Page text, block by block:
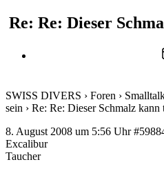
Re: Re: Dieser
SWISS DIVERS › Foren ›
sein › Re: Re: Dieser Schmalz kann
8. August 2008 um 5:56 Uhr
Excalibur
Taucher